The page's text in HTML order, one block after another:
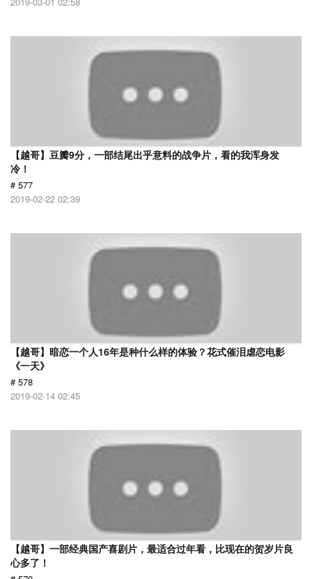
【越哥】豆瓣9分，一部结尾出乎意料的战争片，看的我浑身发
冷！
# 577
2019-02-22 02:39
【越哥】暗恋一个人16年是种什么样的体验？花式催泪虐恋电影
《一天》
# 578
2019-02-14 02:45
【越哥】一部经典国产喜剧片，最适合过年看，比现在的贺岁片良
心多了！